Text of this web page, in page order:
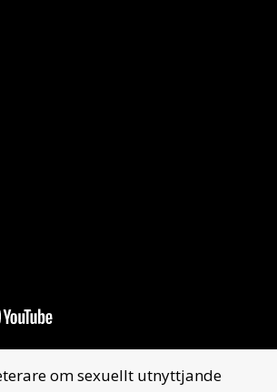
om sexuellt utnyttjande